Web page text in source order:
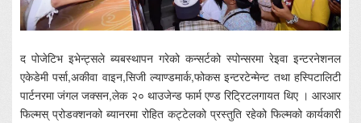
द पोजेटिभ इभेन्ट्सले ब्यबस्थापन गरेको कन्सर्टको स्पोन्सरमा रेइवा इन्टरनेशनल
एकेडेमी पर्सा,अकीवा वाइन,सिजी ल्याण्डमार्क,फोकस इन्टरटेन्मेन्ट तथा हस्पिटालिटी
पार्टनरमा जंगल जक्सन,लेक २० थाउजेन्ड फार्म एण्ड रिट्रिटलगायत थिए । आरआर
फिल्मस् प्रोडक्शनको ब्यानरमा रोहित कट्टेलको प्रस्तुति रहेको फिल्मको कार्यकारी